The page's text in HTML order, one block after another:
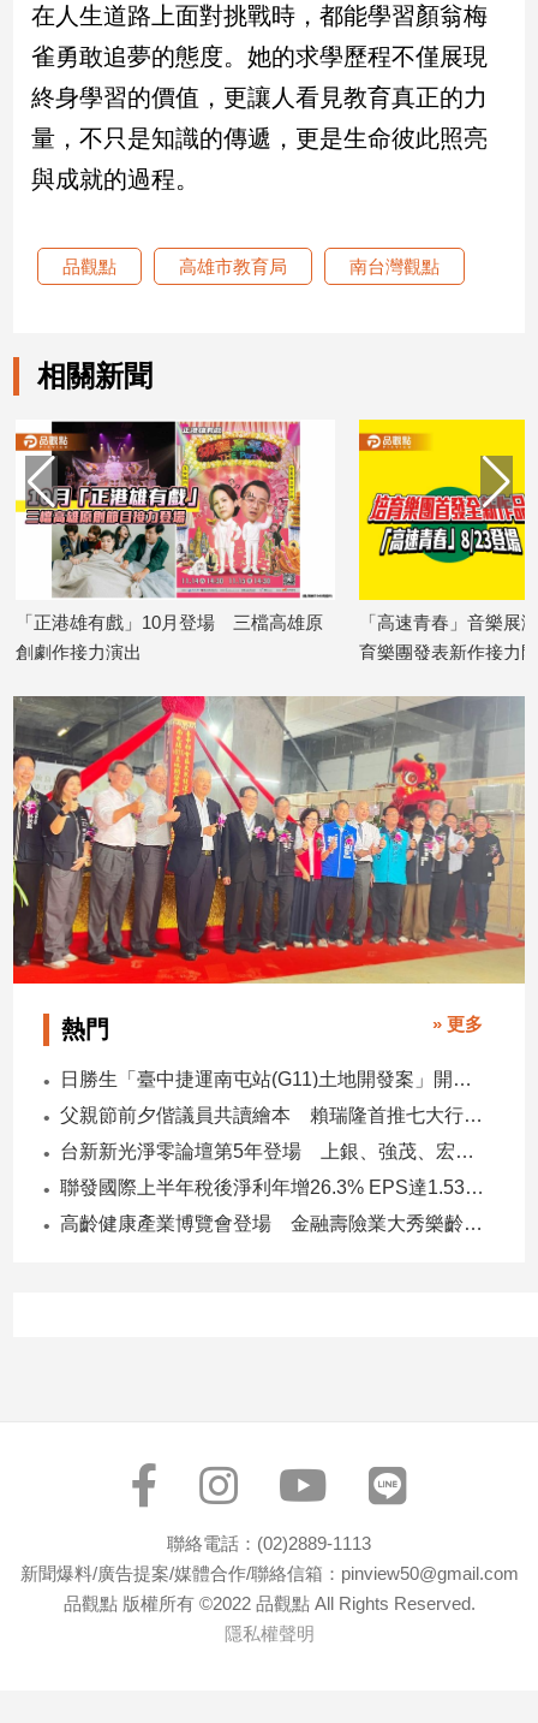
投
稿
專
區
【我
觀
點】
在人生道路上面對挑戰時，都能學習顏翁梅
雀勇敢追夢的態度。她的求學歷程不僅展現
終身學習的價值，更讓人看見教育真正的力
量，不只是知識的傳遞，更是生命彼此照亮
與成就的過程。
品觀點 高雄市教育局 南台灣觀點
相關新聞
「正港雄有戲」10月登場 三檔高雄原
創劇作接力演出
「高速青春」音樂展
育樂團發表新作接力
熱門 » 更多
日勝生「臺中捷運南屯站(G11)土地開發案」開工 迎向臺中三軌時代
父親節前夕偕議員共讀繪本 賴瑞隆首推七大行動建雙語之都
台新新光淨零論壇第5年登場 上銀、強茂、宏碁、金寶經驗分享！
聯發國際上半年稅後淨利年增26.3% EPS達1.53元 下半年茶飲與餐食齊發 營運可望逐季上升
高齡健康產業博覽會登場 金融壽險業大秀樂齡金融服務！
聯絡電話：(02)2889-1113
新聞爆料/廣告提案/媒體合作/聯絡信箱：pinview50@gmail.com
品觀點 版權所有 ©2022 品觀點 All Rights Reserved.
隱私權聲明